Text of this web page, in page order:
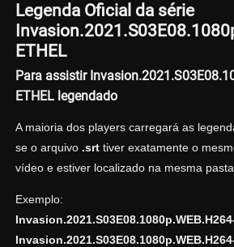
Legenda Oficial da série
ETHEL
Para assistir
ETHEL legendado
A maioria dos players carregará as
se o arquivo .srttiver exatamente o
vídeo e estiver localizado na mesma pasta.
Exemplo: